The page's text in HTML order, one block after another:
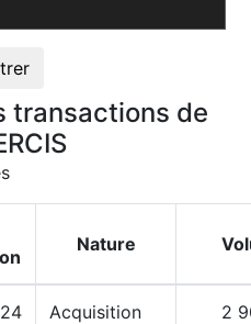
transactions de
Nature
Acquisition 2